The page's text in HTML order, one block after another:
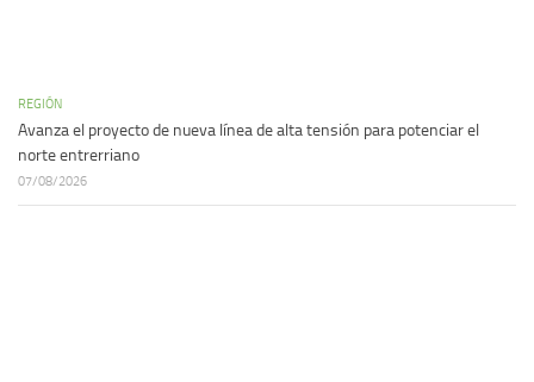
REGIÓN
Avanza el proyecto de nueva línea de alta tensión para potenciar el
norte entrerriano
07/08/2026